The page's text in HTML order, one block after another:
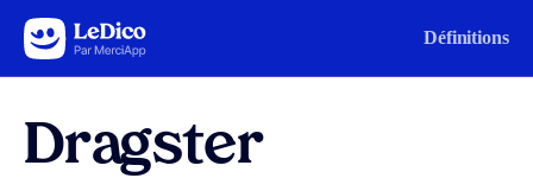
Aller au contenu Définitions
Dragster